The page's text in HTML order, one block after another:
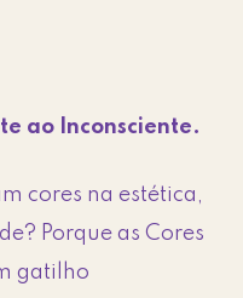
ao Inconsciente.
cores na estética,
Porque as Cores
gatilho